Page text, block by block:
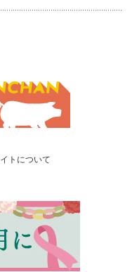
トについて